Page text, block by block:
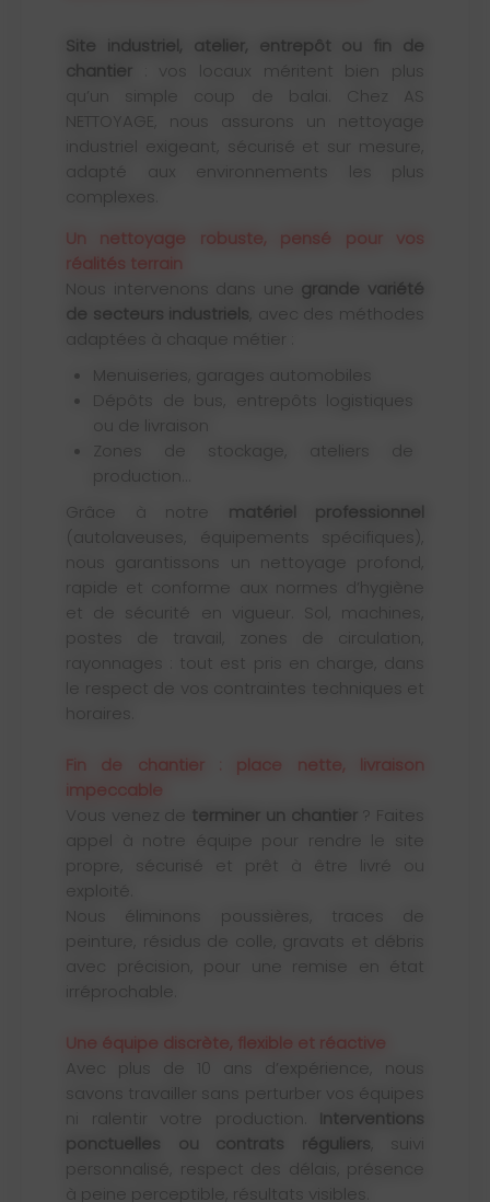
Site industriel, atelier, entrepôt ou fin de
chantier
: vos locaux méritent bien plus
qu’un simple coup de balai. Chez AS
NETTOYAGE, nous assurons un nettoyage
industriel exigeant, sécurisé et sur mesure,
adapté aux environnements les plus
complexes.
Un nettoyage robuste, pensé pour vos
réalités terrain
Nous intervenons dans une grande variété
de secteurs industriels , avec des méthodes
adaptées à chaque métier :
Menuiseries, garages automobiles
Dépôts de bus, entrepôts logistiques
ou de livraison
Zones de stockage, ateliers de
production...
Grâce à notre matériel professionnel
(autolaveuses, équipements spécifiques),
nous garantissons un nettoyage profond,
rapide et conforme aux normes d’hygiène
et de sécurité en vigueur. Sol, machines,
postes de travail, zones de circulation,
rayonnages : tout est pris en charge, dans
le respect de vos contraintes techniques et
horaires.
Fin de chantier : place nette, livraison
impeccable
Vous venez de terminer un chantier? Faites
appel à notre équipe pour rendre le site
propre, sécurisé et prêt à être livré ou
exploité.
Nous éliminons poussières, traces de
peinture, résidus de colle, gravats et débris
avec précision, pour une remise en état
irréprochable.
Une équipe discrète, flexible et réactive
Avec plus de 10 ans d’expérience, nous
savons travailler sans perturber vos équipes
ni ralentir votre production. Interventions
ponctuelles ou contrats réguliers
personnalisé, respect des délais, présence
à peine perceptible, résultats visibles.